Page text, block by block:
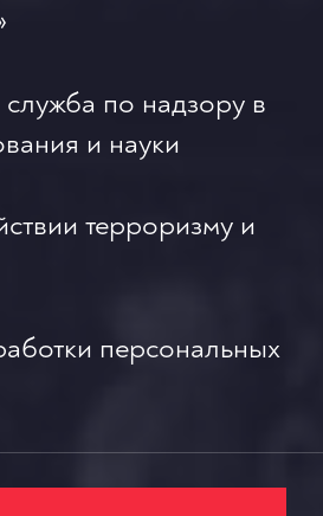
по надзору в
и науки
терроризму и
персональных